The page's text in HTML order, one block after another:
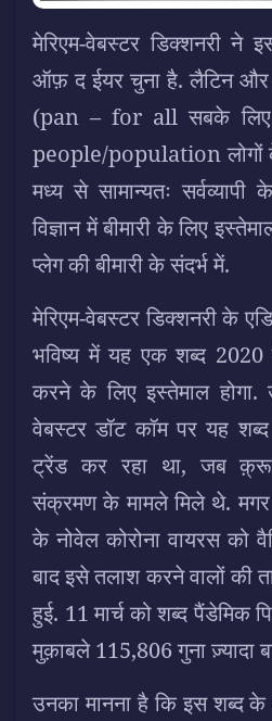
मेरिएम-वेबस्टर डिक्शनरी ने
ऑफ़ द ईयर चुना है. लैटिन और
(pan – for all सबके
people/population लोगों
मध्य से सामान्यतः
विज्ञान में बीमारी के लिए
प्लेग की बीमारी के संदर्भ में.
मेरिएम-वेबस्टर डिक्शनरी के
भविष्य में यह एक शब्द 2020
करने के लिए इस्तेमाल होगा.
वेबस्टर डॉट कॉम पर यह
ट्रेंड कर रहा था, जब
संक्रमण के मामले मिले थे. मगर
के नोवेल कोरोना वायरस को
बाद इसे तलाश करने वालों की
हुई. 11 मार्च को शब्द पैंडेमिक
मुक़ाबले 115,806 गुना ज़्यादा
उनका मानना है कि इस शब्द के